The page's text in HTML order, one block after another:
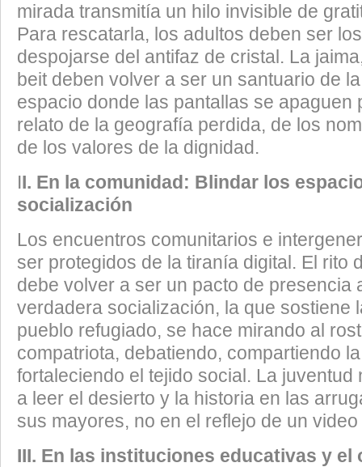
mirada transmitía un hilo invisible de
Para rescatarla, los adultos deben ser
despojarse del antifaz de cristal. La
beit deben volver a ser un santuario de
espacio donde las pantallas se apaguen
relato de la geografía perdida, de los
de los valores de la dignidad.
​II. En la comunidad: Blindar los
socialización
​Los encuentros comunitarios e
ser protegidos de la tiranía digital. El rito
debe volver a ser un pacto de presencia
verdadera socialización, la que sostiene
pueblo refugiado, se hace mirando al
compatriota, debatiendo, compartiendo
fortaleciendo el tejido social. La juventud
a leer el desierto y la historia en las
sus mayores, no en el reflejo de un
III. En las instituciones educativas y el